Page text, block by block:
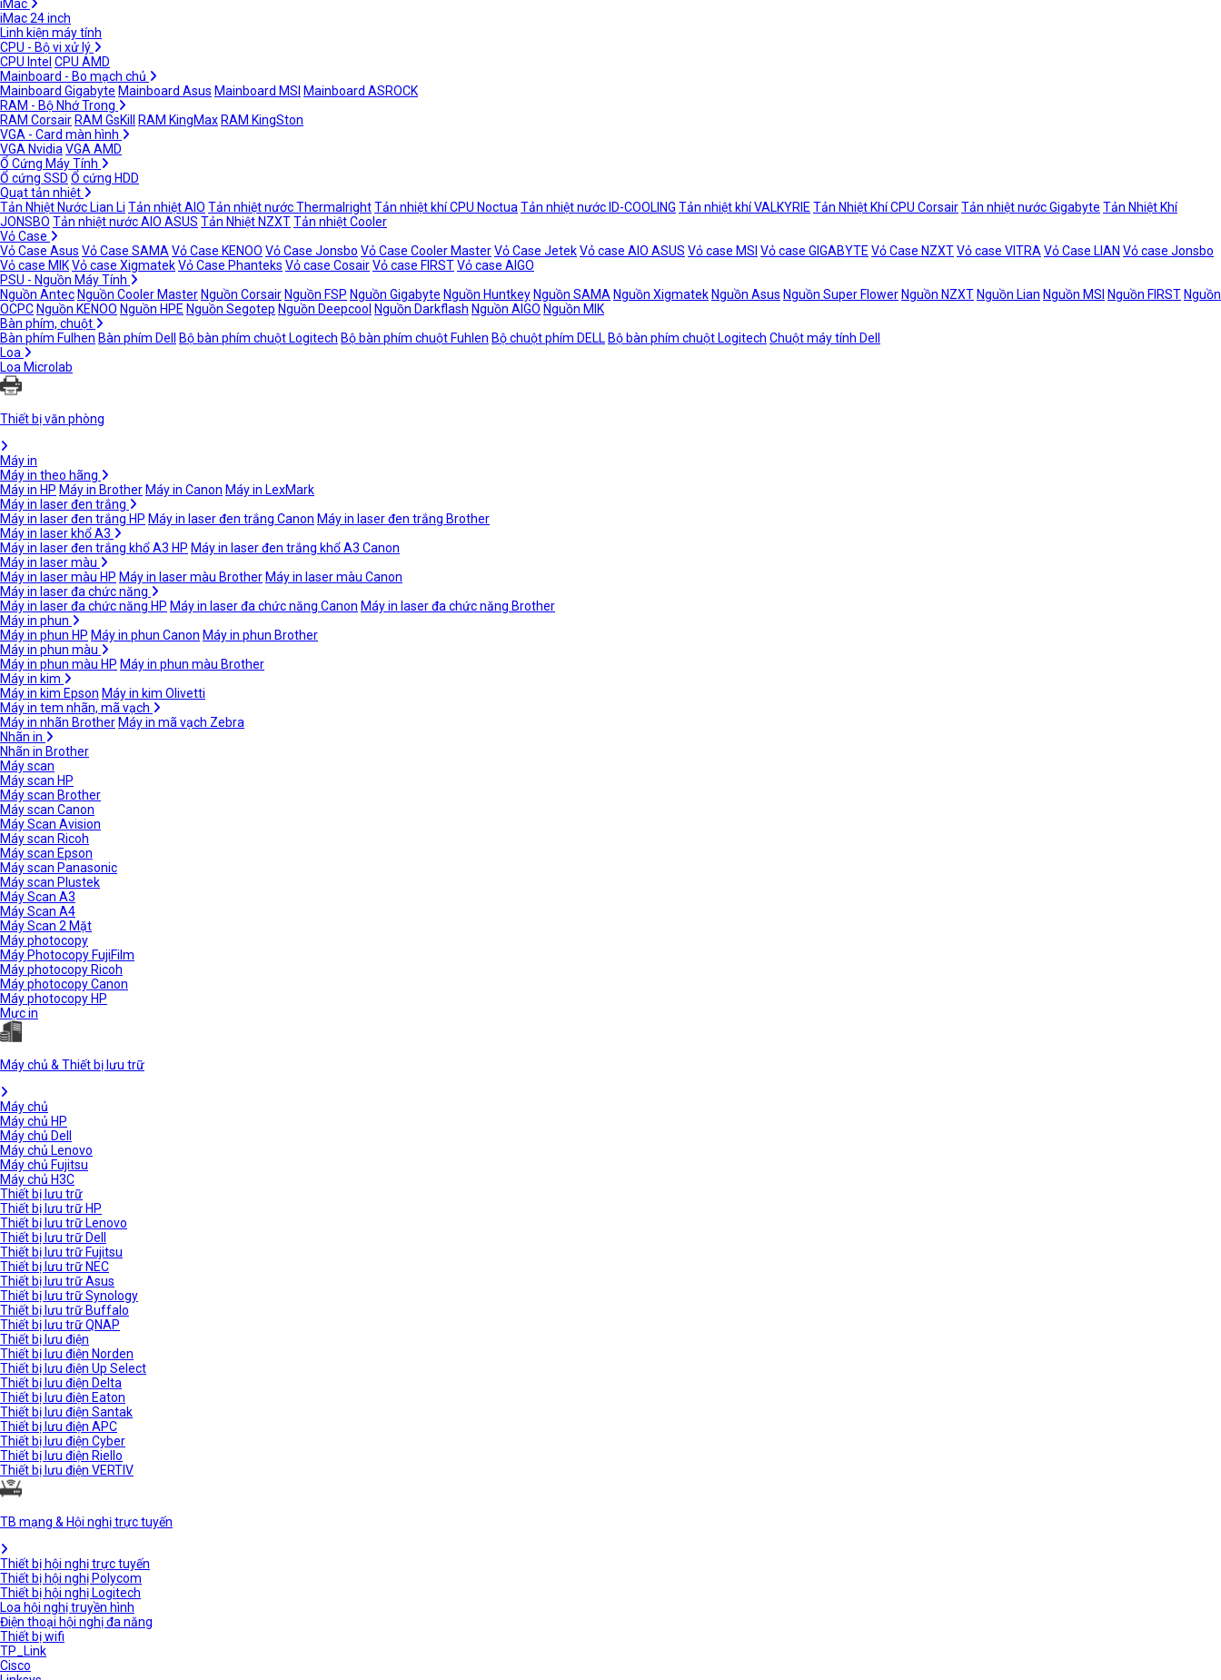
iMac
iMac 24 inch
Linh kiện máy tính
CPU - Bộ vi xử lý
CPU Intel CPU AMD
Mainboard - Bo mạch chủ
Mainboard Gigabyte Mainboard Asus Mainboard MSI Mainboard ASROCK
RAM - Bộ Nhớ Trong
RAM Corsair RAM GsKill RAM KingMax RAM KingSton
VGA - Card màn hình
VGA Nvidia VGA AMD
Ổ Cứng Máy Tính
Ổ cứng SSD Ổ cứng HDD
Quạt tản nhiệt
Tản Nhiệt Nước Lian Li Tản nhiệt AIO Tản nhiệt nước ThermalrightTản nhiệt khí CPU Noctua Tản nhiệt nước ID-COOLING Tản nhiệt khí VALKYRIE Tản Nhiệt Khí CPU CorsairTản nhiệt nước Gigabyte Tản Nhiệt Khí
JONSBO Tản nhiệt nước AIO ASUS Tản Nhiệt NZXTTản nhiệt Cooler
Vỏ Case
Vỏ Case Asus Vỏ Case SAMA Vỏ Case KENOO Vỏ Case Jonsbo Vỏ Case Cooler MasterVỏ Case JetekVỏ case AIO ASUS Vỏ case MSI Vỏ case GIGABYTE Vỏ Case NZXTVỏ case VITRA Vỏ Case LIAN Vỏ case Jonsbo
Vỏ case MIKVỏ case XigmatekVỏ Case Phanteks Vỏ case CosairVỏ case FIRSTVỏ case AIGO
PSU - Nguồn Máy Tính
Nguồn Antec Nguồn Cooler Master Nguồn Corsair Nguồn FSP Nguồn Gigabyte Nguồn Huntkey Nguồn SAMA Nguồn Xigmatek Nguồn Asus Nguồn Super Flower Nguồn NZXT Nguồn Lian Nguồn MSI Nguồn FIRST Nguồn
OCPC Nguồn KENOO Nguồn HPE Nguồn Segotep Nguồn Deepcool Nguồn Darkflash Nguồn AIGO Nguồn MIK
Bàn phím, chuột
Bàn phím Fulhen Bàn phím Dell Bộ bàn phím chuột Logitech Bộ bàn phím chuột Fuhlen Bộ chuột phím DELL Bộ bàn phím chuột Logitech Chuột máy tính Dell
Loa
Loa Microlab
Thiết bị văn phòng
Máy in
Máy in theo hãng
Máy in HP Máy in Brother Máy in Canon Máy in LexMark
Máy in laser đen trắng
Máy in laser đen trắng HP Máy in laser đen trắng Canon Máy in laser đen trắng Brother
Máy in laser khổ A3
Máy in laser đen trắng khổ A3 HP Máy in laser đen trắng khổ A3 Canon
Máy in laser màu
Máy in laser màu HP Máy in laser màu Brother Máy in laser màu Canon
Máy in laser đa chức năng
Máy in laser đa chức năng HP Máy in laser đa chức năng Canon Máy in laser đa chức năng Brother
Máy in phun
Máy in phun HP Máy in phun Canon Máy in phun Brother
Máy in phun màu
Máy in phun màu HP Máy in phun màu Brother
Máy in kim
Máy in kim Epson Máy in kim Olivetti
Máy in tem nhãn, mã vạch
Máy in nhãn Brother Máy in mã vạch Zebra
Nhãn in
Nhãn in Brother
Máy scan
Máy scan HP
Máy scan Brother
Máy scan Canon
Máy Scan Avision
Máy scan Ricoh
Máy scan Epson
Máy scan Panasonic
Máy scan Plustek
Máy Scan A3
Máy Scan A4
Máy Scan 2 Mặt
Máy photocopy
Máy Photocopy FujiFilm
Máy photocopy Ricoh
Máy photocopy Canon
Máy photocopy HP
Mực in
Máy chủ & Thiết bị lưu trữ
Máy chủ
Máy chủ HP
Máy chủ Dell
Máy chủ Lenovo
Máy chủ Fujitsu
Máy chủ H3C
Thiết bị lưu trữ
Thiết bị lưu trữ HP
Thiết bị lưu trữ Lenovo
Thiết bị lưu trữ Dell
Thiết bị lưu trữ Fujitsu
Thiết bị lưu trữ NEC
Thiết bị lưu trữ Asus
Thiết bị lưu trữ Synology
Thiết bị lưu trữ Buffalo
Thiết bị lưu trữ QNAP
Thiết bị lưu điện
Thiết bị lưu điện Norden
Thiết bị lưu điện Up Select
Thiết bị lưu điện Delta
Thiết bị lưu điện Eaton
Thiết bị lưu điện Santak
Thiết bị lưu điện APC
Thiết bị lưu điện Cyber
Thiết bị lưu điện Riello
Thiết bị lưu điện VERTIV
TB mạng & Hội nghị trực tuyến
Thiết bị hội nghị trực tuyến
Thiết bị hội nghị Polycom
Thiết bị hội nghị Logitech
Loa hội nghị truyền hình
Điện thoại hội nghị đa năng
Thiết bị wifi
TP_Link
Cisco